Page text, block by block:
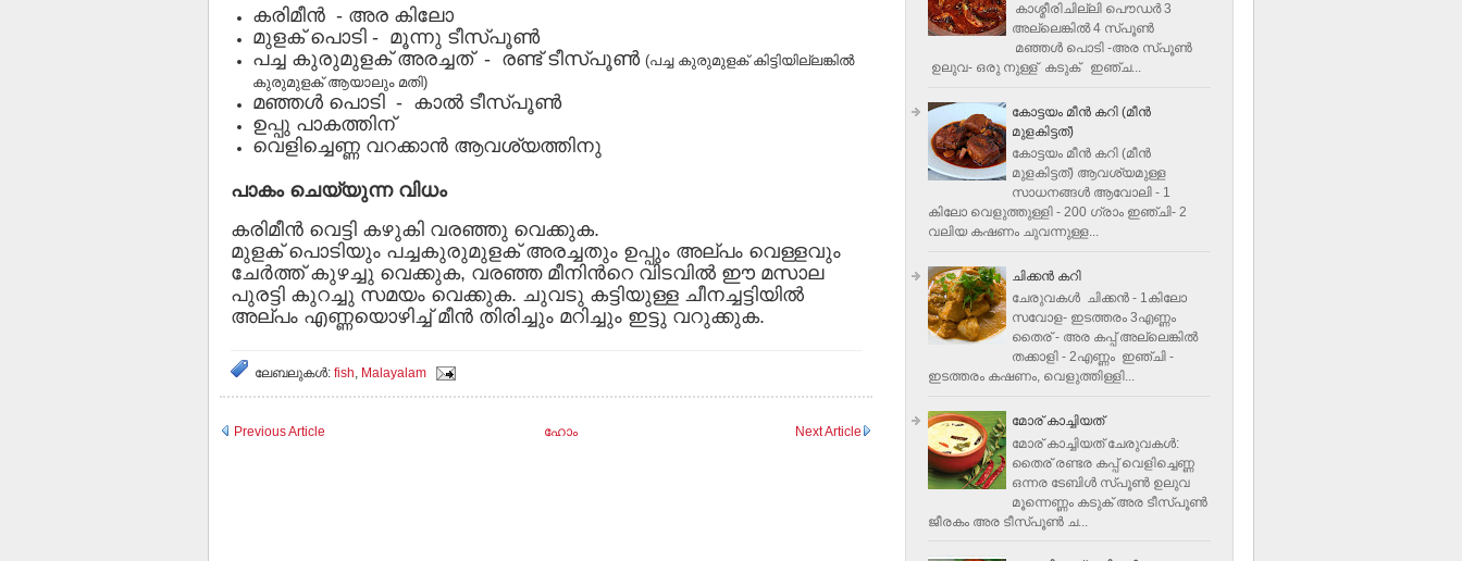
കരിമീന്‍ - അര കിലോ
മുളക് പൊടി - മൂന്നു ടീസ്പൂണ്‍
പച്ച കുരുമുളക് അരച്ചത്‌ - രണ്ട് ടീസ്പൂണ്‍ (പച്ച കുരുമുളക് കിട്ടിയില്ലങ്കിൽ
കുരുമുളക് ആയാലും മതി)
മഞ്ഞള്‍ പൊടി - കാല്‍ ടീസ്പൂണ്‍
ഉപ്പു പാകത്തിന്
വെളിച്ചെണ്ണ വറക്കാൻ ആവശ്യത്തിനു
പാകം ചെയ്യുന്ന വിധം
കരിമീൻ വെട്ടി കഴുകി വരഞ്ഞു വെക്കുക.
മുളക് പൊടിയും പച്ചകുരുമുളക് അരച്ചതും ഉപ്പും അല്പം വെള്ളവും
ചേര്‍ത്ത് കുഴച്ചു വെക്കുക, വരഞ്ഞ മീനിന്‍റെ വിടവില്‍ ഈ മസാല
പുരട്ടി കുറച്ചു സമയം വെക്കുക. ചുവടു കട്ടിയുള്ള ചീനച്ചട്ടിയില്‍
അല്പം എണ്ണയൊഴിച്ച് മീന്‍ തിരിച്ചും മറിച്ചും ഇട്ടു വറുക്കുക.
ലേബലുകള്‍: fish, Malayalam
Previous Article Next Article
ഹോം
കാശ്മീരിചില്ലി പൌഡർ 3
അല്ലെങ്കിൽ 4 സ്പൂണ്‍
മഞ്ഞൾ പൊടി -അര സ്പൂണ്‍
ഉലുവ- ഒരു നുള്ള് കടുക് ഇഞ്ച...
കോട്ടയം മീന്‍ കറി (മീന്‍
മുളകിട്ടത്‌)
കോട്ടയം മീന്‍ കറി (മീന്‍
മുളകിട്ടത്‌) ആവശ്യമുള്ള
സാധനങ്ങള്‍ ആവോലി - 1
കിലോ വെളുത്തുള്ളി - 200 ഗ്രാം ഇഞ്ചി- 2
വലിയ കഷണം ചുവന്നുള്ള...
ചിക്കന്‍ കറി
ചേരുവകൾ ചിക്കന്‍ - 1കിലോ
സവോള- ഇടത്തരം 3എണ്ണം
തൈര് - അര കപ്പ്‌ അല്ലെങ്കില്‍
തക്കാളി - 2എണ്ണം ഇഞ്ചി -
ഇടത്തരം കഷണം, വെളുത്തിള്ളി...
മോര് കാച്ചിയത്
മോര് കാച്ചിയത് ചേരുവകള്‍‌:
തൈര് രണ്ടര കപ്പ് വെളിച്ചെണ്ണ
ഒന്നര ടേബിള്‍ സ്പൂണ്‍ ഉലുവ
മൂന്നെണ്ണം കടുക് അര ടീസ്പൂണ്‍
ജീരകം അര ടീസ്പൂണ്‍ ച...